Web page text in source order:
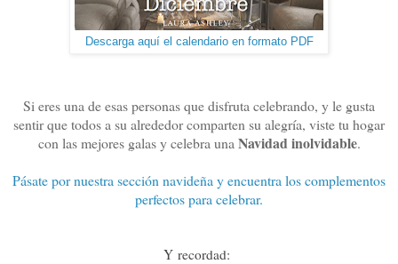
Descarga aquí el calendario en formato PDF
Si eres una de esas personas que disfruta celebrando, y le gusta
sentir que todos a su alrededor comparten su alegría, viste tu hogar
con las mejores galas y celebra una Navidad inolvidable.
Pásate por nuestra sección navideña y encuentra los complementos
perfectos para celebrar.
Y recordad: